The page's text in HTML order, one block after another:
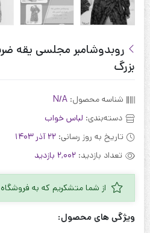
روبدوشامبر مجلسی یقه
بزرگ
شناسه محصول: N/A
دسته‌بندی: لباس خواب
تاریخ به روز رسانی: 22 آذر 1403
تعداد بازدید: 2,002 بازدید
از شما متشکریم که به
ویژگی های محصول: